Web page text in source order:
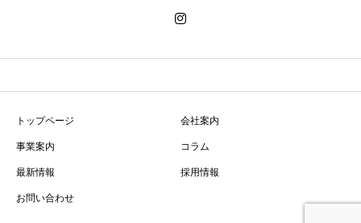
トップページ 会社案内
事業案内 コラム
最新情報 採用情報
お問い合わせ